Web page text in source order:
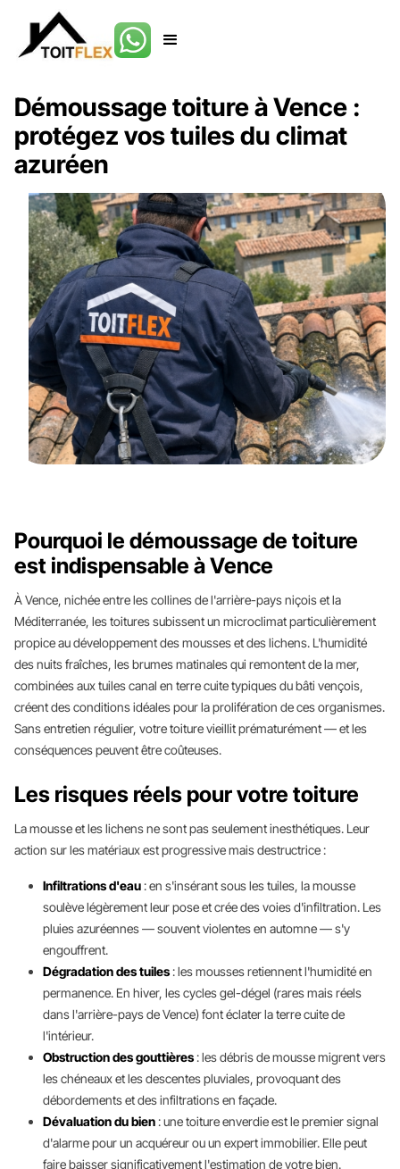
Démoussage toiture à Vence :
protégez vos tuiles du climat
azuréen
Pourquoi le démoussage de toiture
est indispensable à Vence
À Vence, nichée entre les collines de l'arrière-pays niçois et la
Méditerranée, les toitures subissent un microclimat particulièrement
propice au développement des mousses et des lichens. L'humidité
des nuits fraîches, les brumes matinales qui remontent de la mer,
combinées aux tuiles canal en terre cuite typiques du bâti vençois,
créent des conditions idéales pour la prolifération de ces organismes.
Sans entretien régulier, votre toiture vieillit prématurément — et les
conséquences peuvent être coûteuses.
Les risques réels pour votre toiture
La mousse et les lichens ne sont pas seulement inesthétiques. Leur
action sur les matériaux est progressive mais destructrice :
Infiltrations d'eau: en s'insérant sous les tuiles, la mousse
soulève légèrement leur pose et crée des voies d'infiltration. Les
pluies azuréennes — souvent violentes en automne — s'y
engouffrent.
Dégradation des tuiles: les mousses retiennent l'humidité en
permanence. En hiver, les cycles gel-dégel (rares mais réels
dans l'arrière-pays de Vence) font éclater la terre cuite de
l'intérieur.
Obstruction des gouttières: les débris de mousse migrent vers
les chéneaux et les descentes pluviales, provoquant des
débordements et des infiltrations en façade.
Dévaluation du bien: une toiture enverdie est le premier signal
d'alarme pour un acquéreur ou un expert immobilier. Elle peut
faire baisser significativement l'estimation de votre bien.